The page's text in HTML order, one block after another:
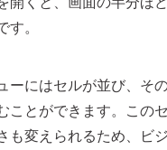
す。
ーにはセルが並び、そ
ことができます。この
も変えられるため、ビ